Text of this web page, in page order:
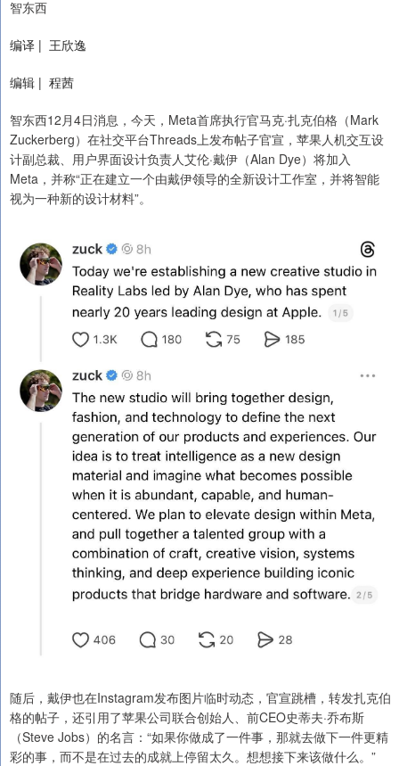
智东西
编译 | 王欣逸
编辑 | 程茜
智东西12月4日消息，今天，Meta首席执行官马克·扎克伯格（Mark
Zuckerberg）在社交平台Threads上发布帖子官宣，苹果人机交互设
计副总裁、用户界面设计负责人艾伦·戴伊（Alan Dye）将加入
Meta，并称“正在建立一个由戴伊领导的全新设计工作室，并将智能
视为一种新的设计材料”。
随后，戴伊也在Instagram发布图片临时动态，官宣跳槽，转发扎克伯
格的帖子，还引用了苹果公司联合创始人、前CEO史蒂夫·乔布斯
（Steve Jobs）的名言：“如果你做成了一件事，那就去做下一件更精
彩的事，而不是在过去的成就上停留太久。想想接下来该做什么。”